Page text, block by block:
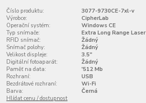
Číslo produktu:
3077-9730CE-7xl-v
Výrobce:
CipherLab
Operační systém:
Windows CE
Typ snímače:
Extra Long Range Laser
RFID snímač:
Žádný
Snímač polohy:
Žádný
Velikost displeje:
3.5"
Digitální fotoaparát:
Žádný
Paměť na data:
'512 Mb
Rozhraní:
USB
Bezdrátové rozhraní:
Wi-Fi
Barva:
Černá
Hlídat cenu / dostupnost